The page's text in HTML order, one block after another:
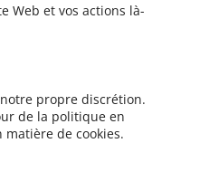
Web et vos actions là-
propre discrétion.
de la politique en
de cookies.